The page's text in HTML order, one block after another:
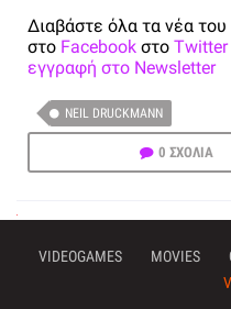
Διαβάστε όλα τα νέα
στο Facebook στο Twitter
εγγραφή στο Newsletter
NEIL DRUCKMANN
0 ΣΧΟΛΙΑ
VIDEOGAMES MOVIES